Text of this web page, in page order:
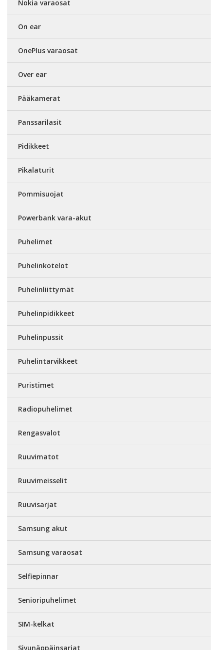
Nokia varaosat
On ear
OnePlus varaosat
Over ear
Pääkamerat
Panssarilasit
Pidikkeet
Pikalaturit
Pommisuojat
Powerbank vara-akut
Puhelimet
Puhelinkotelot
Puhelinliittymät
Puhelinpidikkeet
Puhelinpussit
Puhelintarvikkeet
Puristimet
Radiopuhelimet
Rengasvalot
Ruuvimatot
Ruuvimeisselit
Ruuvisarjat
Samsung akut
Samsung varaosat
Selfiepinnar
Senioripuhelimet
SIM-kelkat
Sivunäppäinsarjat